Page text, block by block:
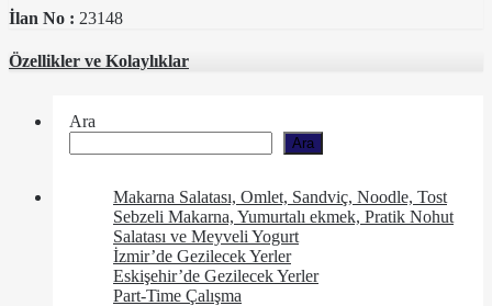
İlan No : 23148
Özellikler ve Kolaylıklar
Ara
Ara
Makarna Salatası, Omlet, Sandviç, Noodle, Tost
Sebzeli Makarna, Yumurtalı ekmek, Pratik Nohut
Salatası ve Meyveli Yogurt
İzmir’de Gezilecek Yerler
Eskişehir’de Gezilecek Yerler
Part-Time Çalışma